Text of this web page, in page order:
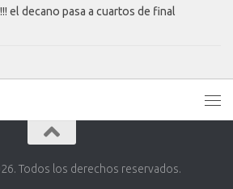
el decano pasa a cuartos de final
Todos los derechos reservados.